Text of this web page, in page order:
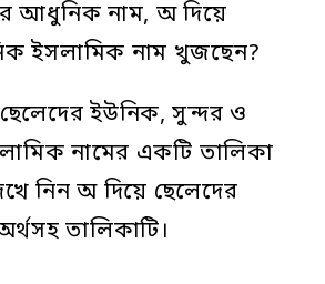
আধুনিক নাম, অ দিয়ে
ইসলামিক নাম খুজছেন?
ইউনিক, সুন্দর ও
নামের একটি তালিকা
নিন অ দিয়ে ছেলেদের
তালিকাটি।